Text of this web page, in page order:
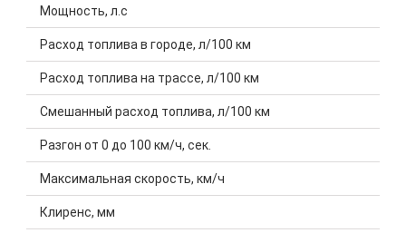
Мощность, л.с
Расход топлива в городе, л/100 км
Расход топлива на трассе, л/100 км
Смешанный расход топлива, л/100 км
Разгон от 0 до 100 км/ч, сек.
Максимальная скорость, км/ч
Клиренс, мм